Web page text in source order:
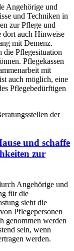
Angehörige und
und Techniken in
zur Pflege und
dort auch Hinweise
mit Demenz.
die Pflegesituation
Pflegekassen
mit
auch möglich, eine
Pflegebedürftigen
der
und schaffe
zur
Angehörige und
für die
sieht die
Pflegepersonen
genommen werden
sein, wenn
werden.